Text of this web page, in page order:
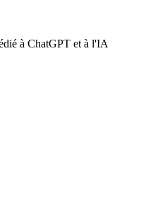
à ChatGPT et à l'IA